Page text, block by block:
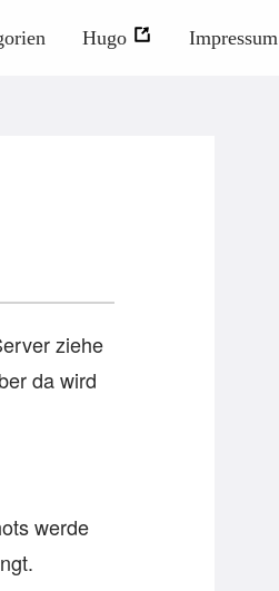
Hugo Impressum
ziehe
da wird
werde